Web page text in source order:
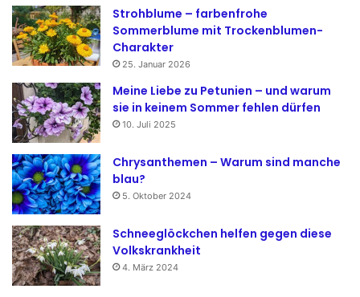
Strohblume – farbenfrohe
Sommerblume mit Trockenblumen-
Charakter
25. Januar 2026
Meine Liebe zu Petunien – und warum
sie in keinem Sommer fehlen dürfen
10. Juli 2025
Chrysanthemen – Warum sind manche
blau?
5. Oktober 2024
Schneeglöckchen helfen gegen diese
Volkskrankheit
4. März 2024